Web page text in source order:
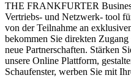
THE FRANKFURTER
Vertriebs- und Netzwerk- tool
von der Teilnahme an
bekommen Sie direkten
neue Partnerschaften. Stärken
unsere Online Plattform,
Schaufenster, werben Sie mit